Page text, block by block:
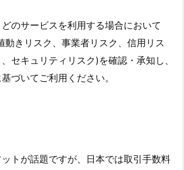
のサービスを利用する場合において
動きリスク、事業者リスク、信用リス
セキュリティリスク)を確認・承知し、
づいてご利用ください。
トが話題ですが、日本では取引手数料